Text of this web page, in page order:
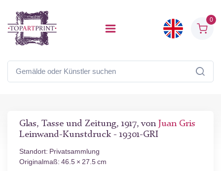
0
Glas, Tasse und Zeitung, 1917, von Juan Gris
Leinwand-Kunstdruck - 19301-GRI
Standort: Privatsammlung
Originalmaß: 46.5 × 27.5 cm